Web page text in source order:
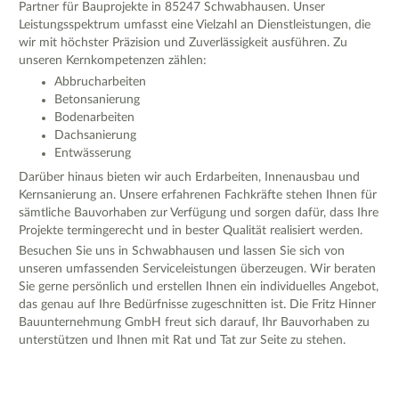
Partner für Bauprojekte in 85247 Schwabhausen. Unser
Leistungsspektrum umfasst eine Vielzahl an Dienstleistungen, die
wir mit höchster Präzision und Zuverlässigkeit ausführen. Zu
unseren Kernkompetenzen zählen:
Abbrucharbeiten
Betonsanierung
Bodenarbeiten
Dachsanierung
Entwässerung
Darüber hinaus bieten wir auch Erdarbeiten, Innenausbau und
Kernsanierung an. Unsere erfahrenen Fachkräfte stehen Ihnen für
sämtliche Bauvorhaben zur Verfügung und sorgen dafür, dass Ihre
Projekte termingerecht und in bester Qualität realisiert werden.
Besuchen Sie uns in Schwabhausen und lassen Sie sich von
unseren umfassenden Serviceleistungen überzeugen. Wir beraten
Sie gerne persönlich und erstellen Ihnen ein individuelles Angebot,
das genau auf Ihre Bedürfnisse zugeschnitten ist. Die Fritz Hinner
Bauunternehmung GmbH freut sich darauf, Ihr Bauvorhaben zu
unterstützen und Ihnen mit Rat und Tat zur Seite zu stehen.